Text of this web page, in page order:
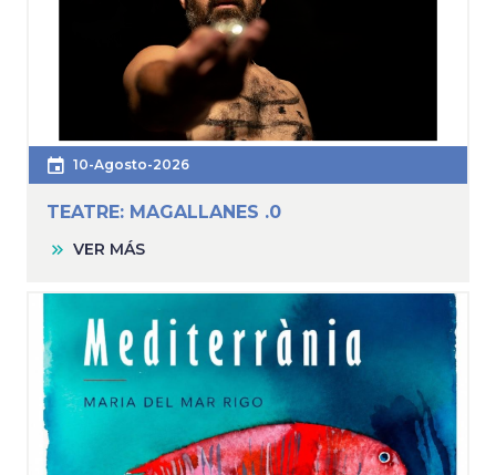
10-Agosto-2026
TEATRE: MAGALLANES .0
VER MÁS